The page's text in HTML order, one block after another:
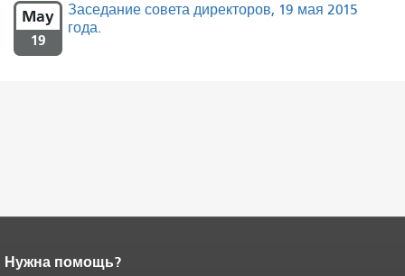
May
19
Заседание совета директоров, 19 мая 2015
года.
Конец содержимого
Нужна помощь?